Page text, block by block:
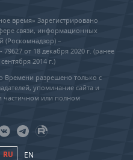
время» Зарегистрировано
связи, информационных
(Роскомнадзор) –
от 18 декабря 2020 г. (ранее
2014 г.)
Времени разрешено только с
упоминание сайта и
частичном или полном
RU EN